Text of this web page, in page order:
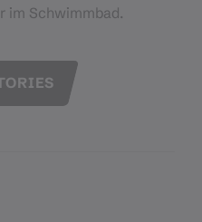
im Schwimmbad.